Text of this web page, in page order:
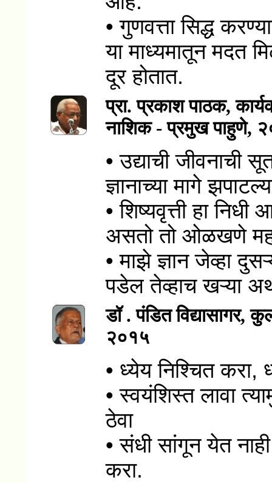
• गुणवत्ता सिद्ध
या माध्यमातून मदत
दूर होतात.
प्रा. प्रकाश पाठक,
नाशिक - प्रमुख पाहुणे,
• उद्याची जीवनाची
ज्ञानाच्या मागे
• शिष्यवृत्ती हा निधी
असतो तो ओळखणे
• माझे ज्ञान जेव्हा
पडेल तेव्हाच खऱ्या
डॉ . पंडित विद्यासागर,
२०१५
• ध्येय निश्चित
• स्वयंशिस्त लावा
ठेवा
• संधी सांगून येत
करा.